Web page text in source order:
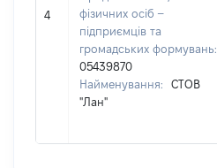
4
фізичних осіб –
підприємців та
громадських формувань:
05439870
Найменування:
СТОВ
"Лан"